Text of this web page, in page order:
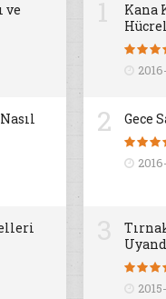
ve
Kana
2 Gece